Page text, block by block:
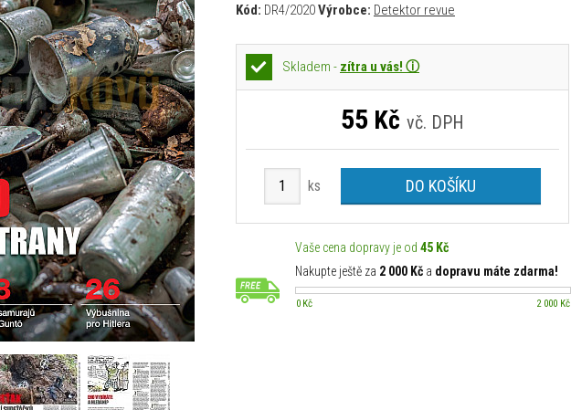
Kód: DR4/2020Výrobce: Detektor revue
Skladem - zítra u vás! ⓘ
55 Kč vč. DPH
ks DO KOŠÍKU
Vaše cena dopravy je od 45 Kč
Nakupte ještě za 2 000 Kča dopravu máte zdarma!
0 Kč 2 000 Kč